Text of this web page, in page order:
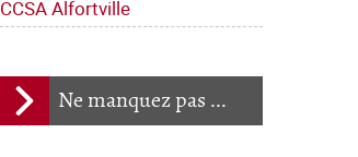
CCSA Alfortville
Ne manquez pas ...